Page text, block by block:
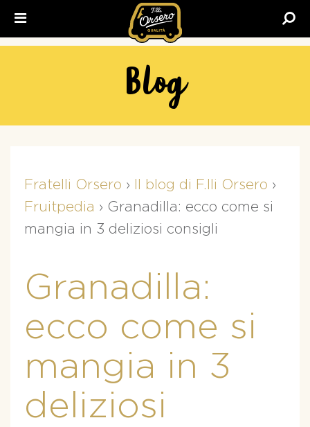
Blog
Fratelli Orsero › Il blog di F.lli Orsero ›
Fruitpedia › Granadilla: ecco come si
mangia in 3 deliziosi consigli
Granadilla:
ecco come si
mangia in 3
deliziosi